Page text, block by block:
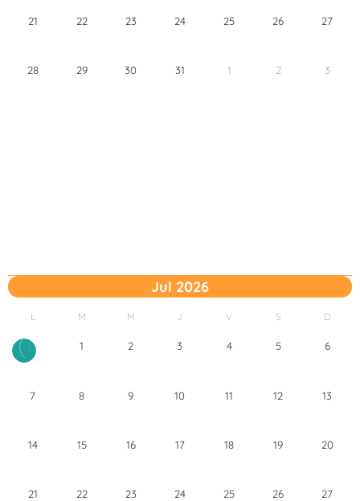
21 22 23 24 25 26 27
28 29 30 31 1 2 3
Jul 2026
L M M J V S D
30 1 2 3 4 5 6
7 8 9 10 11 12 13
14 15 16 17 18 19 20
21 22 23 24 25 26 27